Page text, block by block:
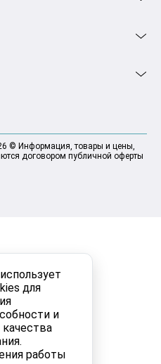
для
и
работы
© Информация, товары и цены,
договором публичной оферты